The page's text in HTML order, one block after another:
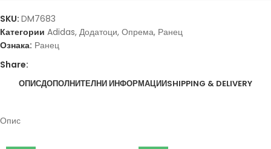
SKU: DM7683
Категории Adidas, Додатоци, Опрема, Ранец
Ознака: Ранец
Share:
ОПИСДОПОЛНИТЕЛНИ ИНФОРМАЦИИSHIPPING & DELIVERY
Опис